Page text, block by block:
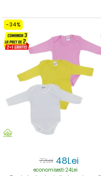
-34%
72Lei 48Lei
economisesti 24Lei